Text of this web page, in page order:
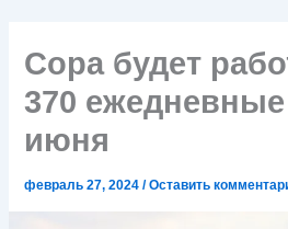
Copa будет
370
июня
февраль 27, 2024/Оставить